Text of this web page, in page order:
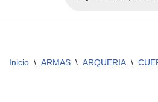
Inicio \ ARMAS \ ARQUERIA \